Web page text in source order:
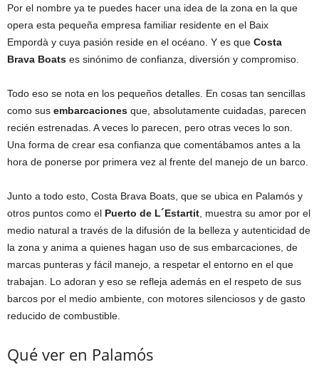
Por el nombre ya te puedes hacer una idea de la zona en la que
opera esta pequeña empresa familiar residente en el Baix
Empordà y cuya pasión reside en el océano. Y es que Costa
Brava Boats es sinónimo de confianza, diversión y compromiso.
Todo eso se nota en los pequeños detalles. En cosas tan sencillas
como sus embarcaciones que, absolutamente cuidadas, parecen
recién estrenadas. A veces lo parecen, pero otras veces lo son.
Una forma de crear esa confianza que comentábamos antes a la
hora de ponerse por primera vez al frente del manejo de un barco.
Junto a todo esto, Costa Brava Boats, que se ubica en Palamós y
otros puntos como el Puerto de L´Estartit , muestra su amor por el
medio natural a través de la difusión de la belleza y autenticidad de
la zona y anima a quienes hagan uso de sus embarcaciones, de
marcas punteras y fácil manejo, a respetar el entorno en el que
trabajan. Lo adoran y eso se refleja además en el respeto de sus
barcos por el medio ambiente, con motores silenciosos y de gasto
reducido de combustible.
Qué ver en Palamós